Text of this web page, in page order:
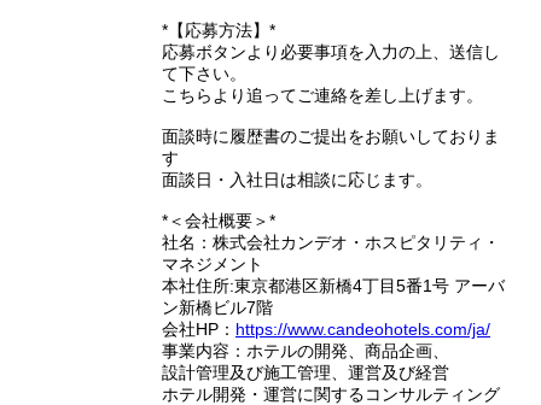
*【応募方法】*
応募ボタンより必要事項を入力の上、送信し
て下さい。
こちらより追ってご連絡を差し上げます。
面談時に履歴書のご提出をお願いしておりま
す
面談日・入社日は相談に応じます。
*＜会社概要＞*
社名：株式会社カンデオ・ホスピタリティ・
マネジメント
本社住所:東京都港区新橋4丁目5番1号 アーバ
ン新橋ビル7階
会社HP： https://www.candeohotels.com/ja/
事業内容：ホテルの開発、商品企画、
設計管理及び施工管理、運営及び経営
ホテル開発・運営に関するコンサルティング